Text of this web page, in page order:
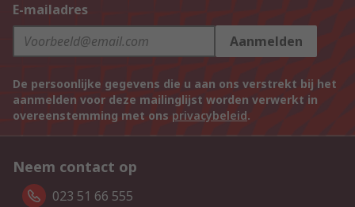
E-mailadres
Aanmelden
De persoonlijke gegevens die u aan ons verstrekt bij het
aanmelden voor deze mailinglijst worden verwerkt in
overeenstemming met ons privacybeleid.
Neem contact op
023 51 66 555